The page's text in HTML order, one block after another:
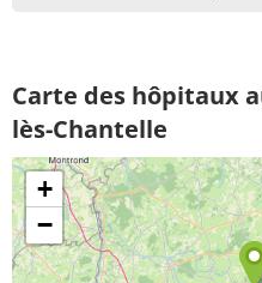
Carte des hôpitaux
lès-Chantelle
+
−